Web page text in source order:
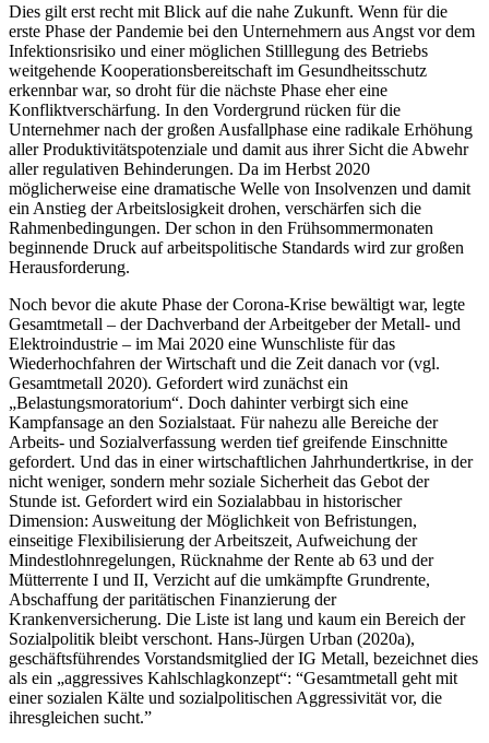
Dies gilt erst recht mit Blick auf die nahe Zukunft. Wenn für die
erste Phase der Pandemie bei den Unternehmern aus Angst vor dem
Infektionsrisiko und einer möglichen Stilllegung des Betriebs
weitgehende Kooperationsbereitschaft im Gesundheitsschutz
erkennbar war, so droht für die nächste Phase eher eine
Konfliktverschärfung. In den Vordergrund rücken für die
Unternehmer nach der großen Ausfallphase eine radikale Erhöhung
aller Produktivitätspotenziale und damit aus ihrer Sicht die Abwehr
aller regulativen Behinderungen. Da im Herbst 2020
möglicherweise eine dramatische Welle von Insolvenzen und damit
ein Anstieg der Arbeitslosigkeit drohen, verschärfen sich die
Rahmenbedingungen. Der schon in den Frühsommermonaten
beginnende Druck auf arbeitspolitische Standards wird zur großen
Herausforderung.
Noch bevor die akute Phase der Corona-Krise bewältigt war, legte
Gesamtmetall – der Dachverband der Arbeitgeber der Metall- und
Elektroindustrie – im Mai 2020 eine Wunschliste für das
Wiederhochfahren der Wirtschaft und die Zeit danach vor (vgl.
Gesamtmetall 2020). Gefordert wird zunächst ein
„Belastungsmoratorium“. Doch dahinter verbirgt sich eine
Kampfansage an den Sozialstaat. Für nahezu alle Bereiche der
Arbeits- und Sozialverfassung werden tief greifende Einschnitte
gefordert. Und das in einer wirtschaftlichen Jahrhundertkrise, in der
nicht weniger, sondern mehr soziale Sicherheit das Gebot der
Stunde ist. Gefordert wird ein Sozialabbau in historischer
Dimension: Ausweitung der Möglichkeit von Befristungen,
einseitige Flexibilisierung der Arbeitszeit, Aufweichung der
Mindestlohnregelungen, Rücknahme der Rente ab 63 und der
Mütterrente I und II, Verzicht auf die umkämpfte Grundrente,
Abschaffung der paritätischen Finanzierung der
Krankenversicherung. Die Liste ist lang und kaum ein Bereich der
Sozialpolitik bleibt verschont. Hans-Jürgen Urban (2020a),
geschäftsführendes Vorstandsmitglied der IG Metall, bezeichnet dies
als ein „aggressives Kahlschlagkonzept“: “Gesamtmetall geht mit
einer sozialen Kälte und sozialpolitischen Aggressivität vor, die
ihresgleichen sucht.”